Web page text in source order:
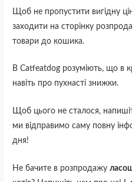
Щоб не пропустити вигідну
заходити на сторінку
товари до кошика.
В Catfeatdog розуміють, що в
навіть про пухнасті знижки.
Щоб цього не сталося,
ми відправимо саму повну
дня!
Не бачите в розпродажу